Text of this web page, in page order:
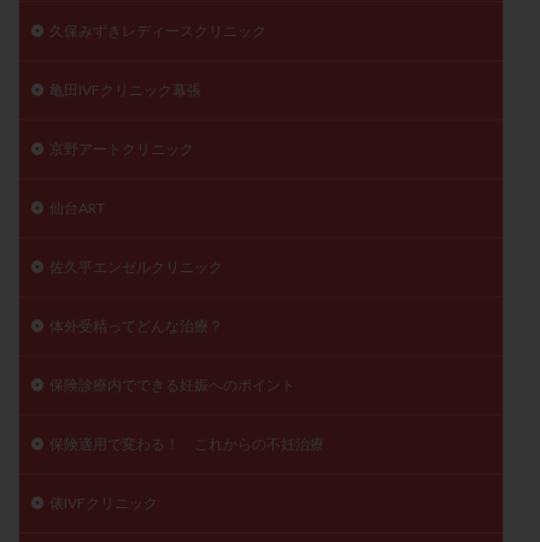
久保みずきレディースクリニック
亀田IVFクリニック幕張
京野アートクリニック
仙台ART
佐久平エンゼルクリニック
体外受精ってどんな治療？
保険診療内でできる妊娠へのポイント
保険適用で変わる！ これからの不妊治療
俵IVFクリニック